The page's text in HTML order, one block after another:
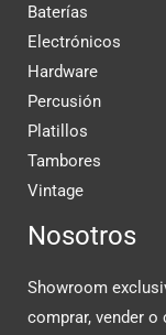
Baterías
Electrónicos
Hardware
Percusión
Platillos
Tambores
Vintage
Nosotros
Showroom
comprar, vender